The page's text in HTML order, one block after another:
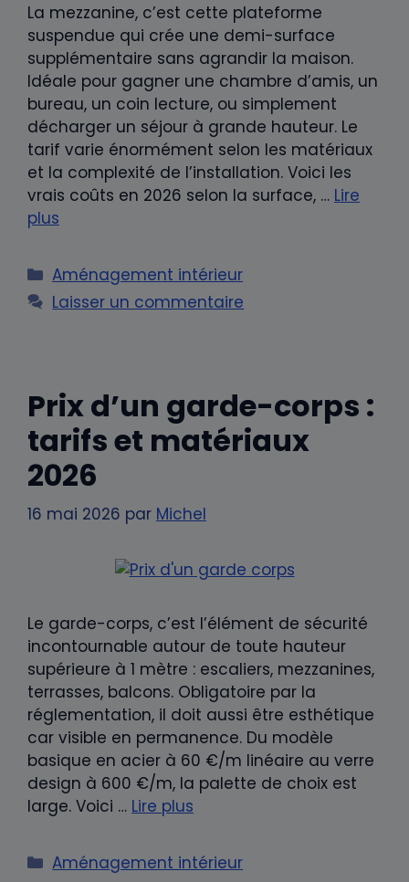
La mezzanine, c’est cette plateforme
suspendue qui crée une demi-surface
supplémentaire sans agrandir la maison.
Idéale pour gagner une chambre d’amis, un
bureau, un coin lecture, ou simplement
décharger un séjour à grande hauteur. Le
tarif varie énormément selon les matériaux
et la complexité de l’installation. Voici les
vrais coûts en 2026 selon la surface, … Lire
plus
Catégories
Aménagement intérieur
Laisser un commentaire
Prix d’un garde-corps :
tarifs et matériaux
2026
16 mai 2026 par Michel
Le garde-corps, c’est l’élément de sécurité
incontournable autour de toute hauteur
supérieure à 1 mètre : escaliers, mezzanines,
terrasses, balcons. Obligatoire par la
réglementation, il doit aussi être esthétique
car visible en permanence. Du modèle
basique en acier à 60 €/m linéaire au verre
design à 600 €/m, la palette de choix est
large. Voici … Lire plus
Catégories
Aménagement intérieur